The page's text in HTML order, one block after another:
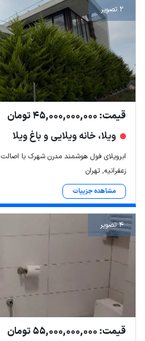
2 تصویر
قیمت: 45,000,000,000 تومان
ویلا، خانه ویلایی و باغ ویلا
ابرویلای فول هوشمند مدرن شهرک با اصالت
زعفرانیه, تهران
مشاهده جزییات
4 تصویر
قیمت: 55,000,000,000 تومان